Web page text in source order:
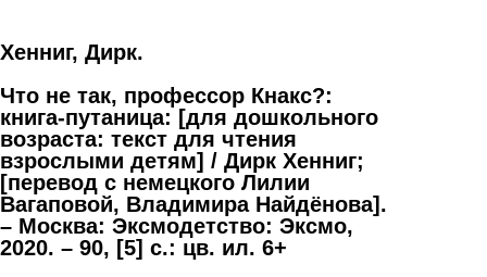
Хенниг, Дирк.
Что не так, профессор Кнакс?:
книга-путаница: [для дошкольного
возраста: текст для чтения
взрослыми детям] / Дирк Хенниг;
[перевод с немецкого Лилии
Вагаповой, Владимира Найдёнова].
– Москва: Эксмодетство: Эксмо,
2020. – 90, [5] с.: цв. ил. 6+